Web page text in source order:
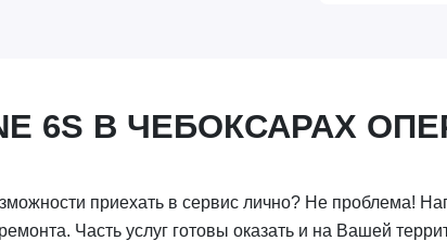
6S В ЧЕБОКСАРАХ
приехать в сервис лично? Не проблема!
Часть услуг готовы оказать и на Вашей